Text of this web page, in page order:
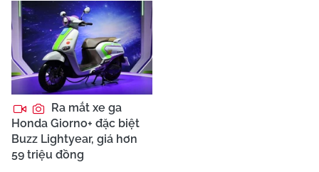
Ra mắt xe ga
Honda Giorno+ đặc biệt
Buzz Lightyear, giá hơn
59 triệu đồng